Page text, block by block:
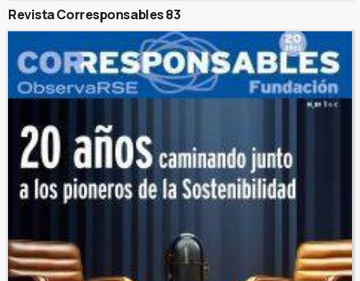
Revista Corresponsables 83